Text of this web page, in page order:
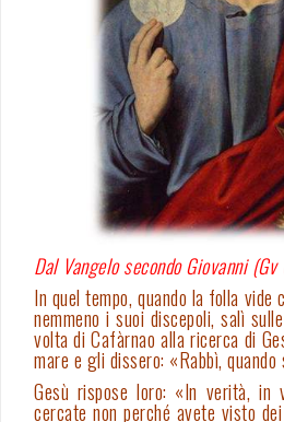
Dal Vangelo secondo Giovanni
In quel tempo, quando la folla vide
nemmeno i suoi discepoli, salì
volta di Cafàrnao alla ricerca di
mare e gli dissero: «Rabbì,
Gesù rispose loro: «In verità,
cercate non perché avete visto